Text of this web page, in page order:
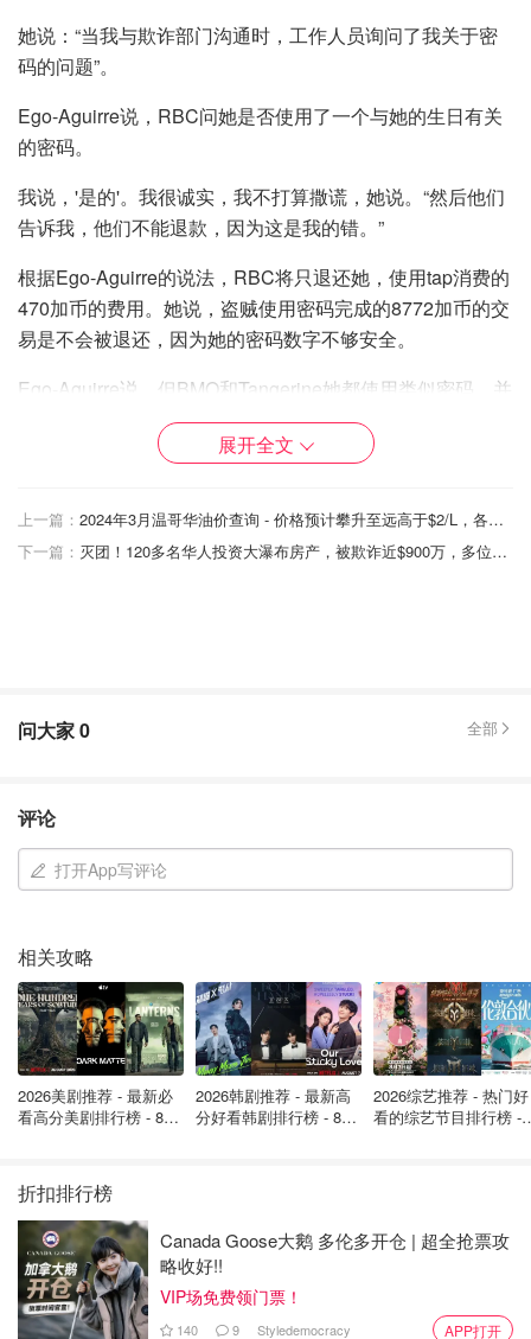
她说：“当我与欺诈部门沟通时，工作人员询问了我关于密
码的问题”。
Ego-Aguirre说，RBC问她是否使用了一个与她的生日有关
的密码。
我说，'是的'。我很诚实，我不打算撒谎，她说。“然后他们
告诉我，他们不能退款，因为这是我的错。”
根据Ego-Aguirre的说法，RBC将只退还她，使用tap消费的
470加币的费用。她说，盗贼使用密码完成的8772加币的交
易是不会被退还，因为她的密码数字不够安全。
Ego-Aguirre说，但BMO和Tangerine她都使用类似密码，并
且在几天内退还了全部金额。
她说，“在这次经历中，RBC对待我的方式加重了我作为犯
痛苦的强烈感受。”
金，”她说。“在我们的家里，每一分钱都很重要。”
所有（欺诈）情况下，我们在整个过程中与客户合作，并让
他们了解情况，就像我们在本案中这样做的一样。”
“客户应该选择一个他们容易记住的密码，但要避免别人可
址。”
该银行表示，由于隐私问题，他们不会对Ego-Aguirre的情
况作出任何进一步评论。
“我觉得我被我在过去43年里信任的机构所辜负了，”Ego-
Aguirre最后说到。
子被捕！近期市面假币的数量有所增
加，教你如何辨别伪钞假钱！
是不是有鸡腿吃 4335
展开全文
上一篇：
2024年3月温哥华油价查询 - 价格预计攀升至远高于$2/L，各地涨幅盘点+预测
下一篇：
灭团！120多名华人投资大瀑布房产，被欺诈近$900万，多位老人退休金尽失！
问大家0 全部
评论
打开App写评论
相关攻略
2026美剧推荐 - 最新必
看高分美剧排行榜 - 8月
2026韩剧推荐 - 最新高
分好看韩剧排行榜 - 8月
2026综艺推荐 - 热门好
看的综艺节目排行榜 -
折扣排行榜
Canada Goose大鹅 多伦多开仓 | 超全抢票攻
略收好!!
VIP场免费领门票！
140 9 Styledemocracy APP打开